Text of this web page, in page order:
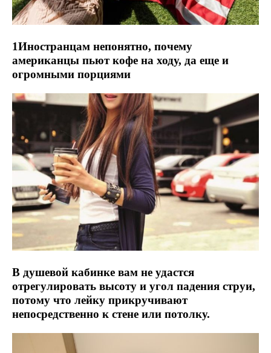
1Иностранцам непонятно, почему
американцы пьют кофе на ходу, да еще и
огромными порциями
В душевой кабинке вам не удастся
отрегулировать высоту и угол падения струи,
потому что лейку прикручивают
непосредственно к стене или потолку.